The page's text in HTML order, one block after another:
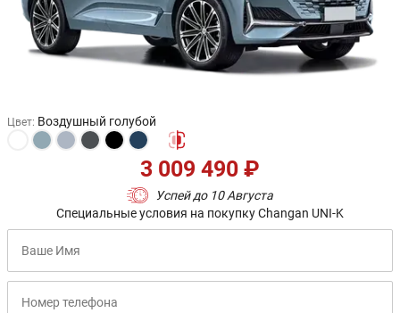
Цвет: Воздушный голубой
Успей до 10 Августа
3 009 490 ₽
Специальные условия на покупку Changan UNI-K